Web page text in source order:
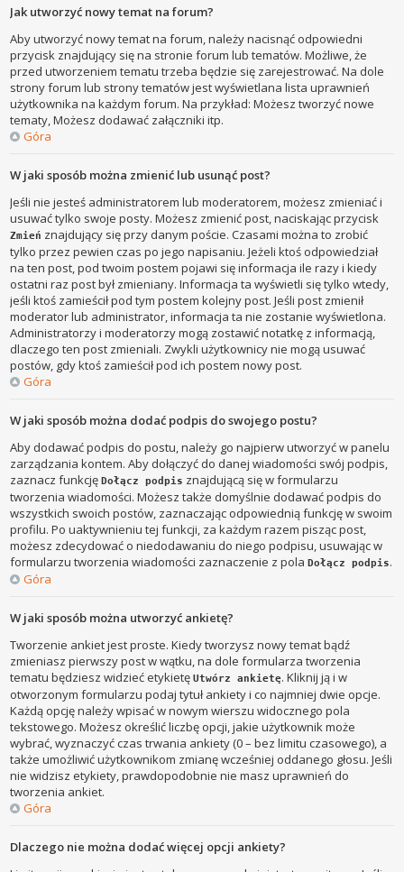
Jak utworzyć nowy temat na forum?
Aby utworzyć nowy temat na forum, należy nacisnąć odpowiedni
przycisk znajdujący się na stronie forum lub tematów. Możliwe, że
przed utworzeniem tematu trzeba będzie się zarejestrować. Na dole
strony forum lub strony tematów jest wyświetlana lista uprawnień
użytkownika na każdym forum. Na przykład: Możesz tworzyć nowe
tematy, Możesz dodawać załączniki itp.
Góra
W jaki sposób można zmienić lub usunąć post?
Jeśli nie jesteś administratorem lub moderatorem, możesz zmieniać i
usuwać tylko swoje posty. Możesz zmienić post, naciskając przycisk
Zmień znajdujący się przy danym poście. Czasami można to zrobić
tylko przez pewien czas po jego napisaniu. Jeżeli ktoś odpowiedział
na ten post, pod twoim postem pojawi się informacja ile razy i kiedy
ostatni raz post był zmieniany. Informacja ta wyświetli się tylko wtedy,
jeśli ktoś zamieścił pod tym postem kolejny post. Jeśli post zmienił
moderator lub administrator, informacja ta nie zostanie wyświetlona.
Administratorzy i moderatorzy mogą zostawić notatkę z informacją,
dlaczego ten post zmieniali. Zwykli użytkownicy nie mogą usuwać
postów, gdy ktoś zamieścił pod ich postem nowy post.
Góra
W jaki sposób można dodać podpis do swojego postu?
Aby dodawać podpis do postu, należy go najpierw utworzyć w panelu
zarządzania kontem. Aby dołączyć do danej wiadomości swój podpis,
zaznacz funkcjęDołącz podpis znajdującą się w formularzu
tworzenia wiadomości. Możesz także domyślnie dodawać podpis do
wszystkich swoich postów, zaznaczając odpowiednią funkcję w swoim
profilu. Po uaktywnieniu tej funkcji, za każdym razem pisząc post,
możesz zdecydować o niedodawaniu do niego podpisu, usuwając w
formularzu tworzenia wiadomości zaznaczenie z polaDołącz podpis.
Góra
W jaki sposób można utworzyć ankietę?
Tworzenie ankiet jest proste. Kiedy tworzysz nowy temat bądź
zmieniasz pierwszy post w wątku, na dole formularza tworzenia
tematu będziesz widzieć etykietęUtwórz ankietę. Kliknij ją i w
otworzonym formularzu podaj tytuł ankiety i co najmniej dwie opcje.
Każdą opcję należy wpisać w nowym wierszu widocznego pola
tekstowego. Możesz określić liczbę opcji, jakie użytkownik może
wybrać, wyznaczyć czas trwania ankiety (0 – bez limitu czasowego), a
także umożliwić użytkownikom zmianę wcześniej oddanego głosu. Jeśli
nie widzisz etykiety, prawdopodobnie nie masz uprawnień do
tworzenia ankiet.
Góra
Dlaczego nie można dodać więcej opcji ankiety?